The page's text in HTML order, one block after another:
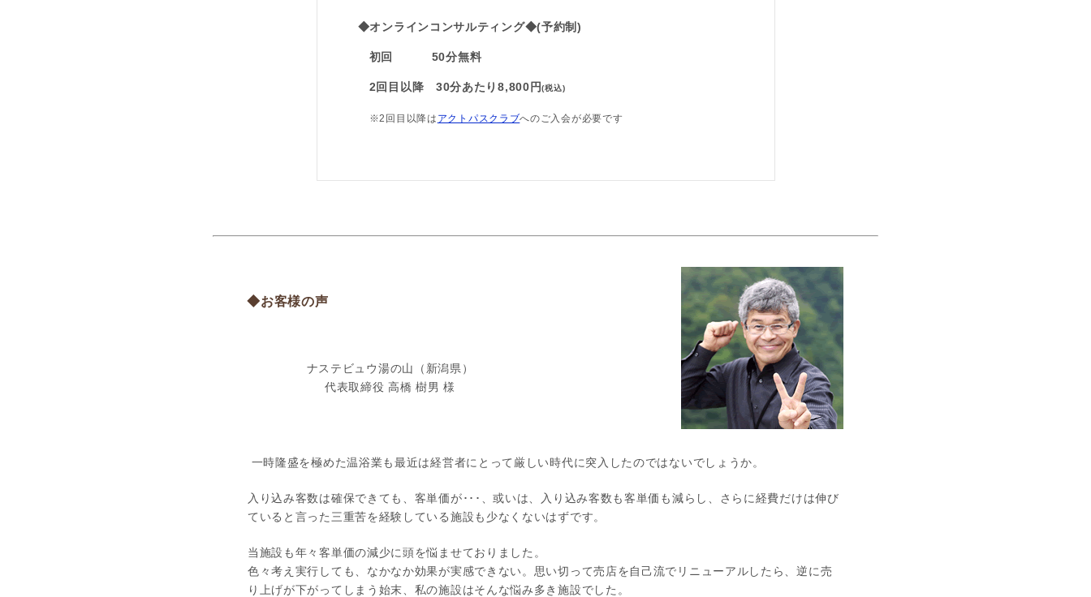
◆オンラインコンサルティング◆(予約制)
初回 50分無料
2回目以降 30分あたり8,800円(税込)
※2回目以降は アクトパスクラブへのご入会が必要です
◆お客様の声
ナステビュウ湯の山（新潟県）
代表取締役 高橋 樹男 様
一時隆盛を極めた温浴業も最近は経営者にとって厳しい時代に突入したのではないでしょうか。
入り込み客数は確保できても、客単価が･･･、或いは、入り込み客数も客単価も減らし、さらに経費だけは伸び
ていると言った三重苦を経験している施設も少なくないはずです。
当施設も年々客単価の減少に頭を悩ませておりました。
色々考え実行しても、なかなか効果が実感できない。思い切って売店を自己流でリニューアルしたら、逆に売
り上げが下がってしまう始末、私の施設はそんな悩み多き施設でした。